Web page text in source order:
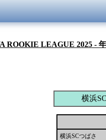
ROOKIE LEAGUE 2025 -
横浜
横浜SCつばさ